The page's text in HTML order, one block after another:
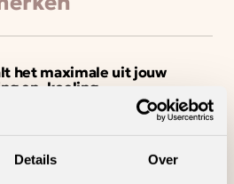
Details Over
het maximale uit jouw
en -koeling
vloer voor zorgeloos
gemakkelijker met een
onderhoud vraagt